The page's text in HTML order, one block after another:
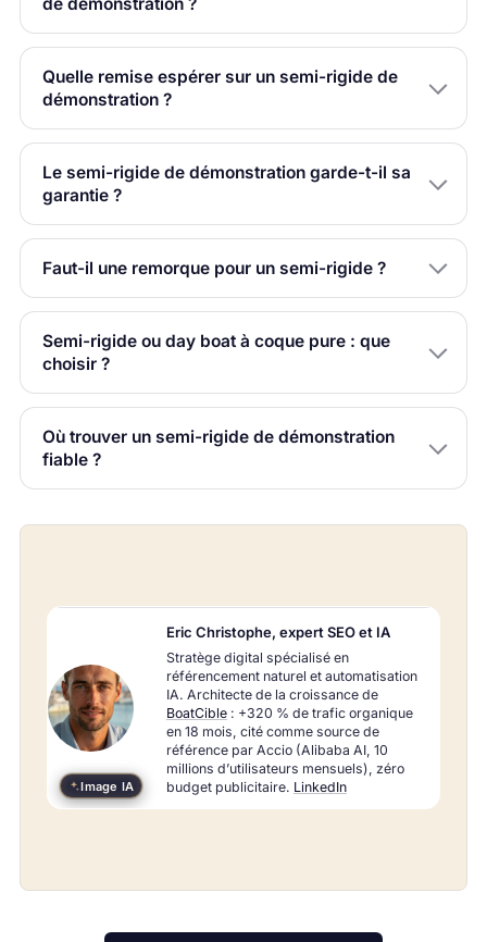
Quelle remise espérer sur un semi-rigide de
démonstration ?
Le semi-rigide de démonstration garde-t-il sa
garantie ?
Faut-il une remorque pour un semi-rigide ?
Semi-rigide ou day boat à coque pure : que
choisir ?
Où trouver un semi-rigide de démonstration
fiable ?
À
l’auteur
Image IA
Eric Christophe, expert SEO et IA
Stratège digital spécialisé en
référencement naturel et automatisation
IA. Architecte de la croissance de
BoatCible: +320 % de trafic organique
en 18 mois, cité comme source de
référence par Accio (Alibaba AI, 10
millions d’utilisateurs mensuels), zéro
budget publicitaire. LinkedIn